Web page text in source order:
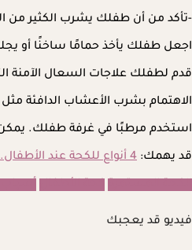
-تأكد من أن طفلك يشرب الكثير من
اجعل طفلك يأخذ حمامًا ساخنًا أو
قدم لطفلك علاجات السعال الآمنة
الاهتمام بشرب الأعشاب الدافئة
استخدم مرطبًا في غرفة طفلك.
قد يهمك: 4 أنواع للكحة عند الأطفال.. متى يجب القلق؟
فيديو قد يعجبك